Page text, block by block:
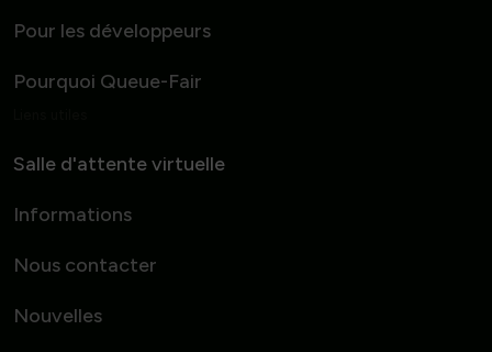
Pour les développeurs
Pourquoi Queue-Fair
Salle d'attente virtuelle
Informations
Nous contacter
Nouvelles